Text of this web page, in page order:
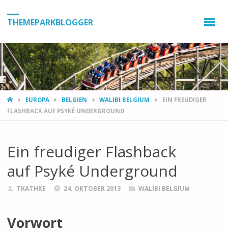
THEMEPARKBLOGGER
HOMEEUROPA BELGIEN WALIBI BELGIUM
EIN FREUDIGER
FLASHBACK AUF PSYKÉ UNDERGROUND
Ein freudiger Flashback
auf Psyké Underground
TKATHKE 24. OKTOBER 2013 WALIBI BELGIUM
Vorwort